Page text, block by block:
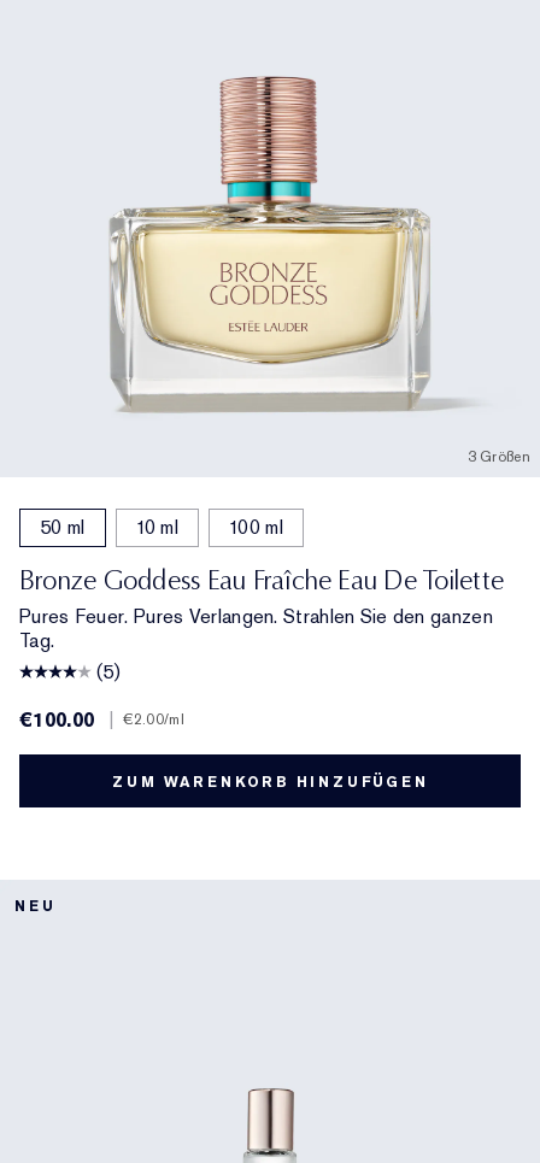
3 Größen
50 ml 10 ml 100 ml
Bronze Goddess Eau Fraîche Eau De Toilette
Pures Feuer. Pures Verlangen. Strahlen Sie den ganzen
Tag.
(5)
€100.00
€2.00/ml
ZUM WARENKORB HINZUFÜGEN
NEU